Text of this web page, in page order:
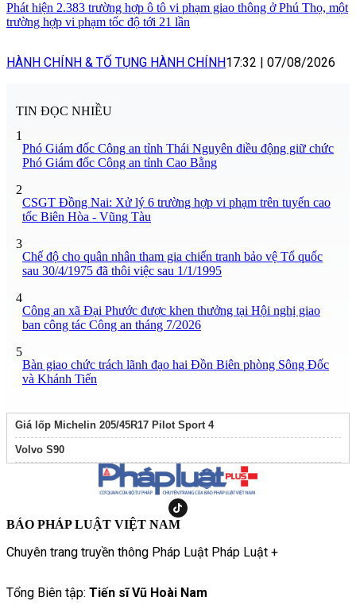
Phát hiện 2.383 trường hợp ô tô vi phạm giao thông ở Phú Thọ, một
trường hợp vi phạm tốc độ tới 21 lần
HÀNH CHÍNH & TỐ TỤNG HÀNH CHÍNH17:32 07/08/2026
TIN ĐỌC NHIỀU
1
Phó Giám đốc Công an tỉnh Thái Nguyên điều động giữ chức
Phó Giám đốc Công an tỉnh Cao Bằng
2
CSGT Đồng Nai: Xử lý 6 trường hợp vi phạm trên tuyến cao
tốc Biên Hòa - Vũng Tàu
3
Chế độ cho quân nhân tham gia chiến tranh bảo vệ Tổ quốc
sau 30/4/1975 đã thôi việc sau 1/1/1995
4
Công an xã Đại Phước được khen thưởng tại Hội nghị giao
ban công tác Công an tháng 7/2026
5
Bàn giao chức trách lãnh đạo hai Đồn Biên phòng Sông Đốc
và Khánh Tiến
Giá lốp Michelin 205/45R17 Pilot Sport 4
Volvo S90
BÁO PHÁP LUẬT VIỆT NAM
Chuyên trang truyền thông Pháp Luật Pháp Luật +
Tổng Biên tập: Tiến sĩ Vũ Hoài Nam